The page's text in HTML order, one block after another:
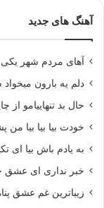
آهنگ های جدید
آهای مردم شهر یکی
دلم یه بارون
حال بد تنهاییامو از
خودت بیا بیا بیا من
به یادم باش بیا ای
خبر نداری ای عشق
زیباترین غم عشق